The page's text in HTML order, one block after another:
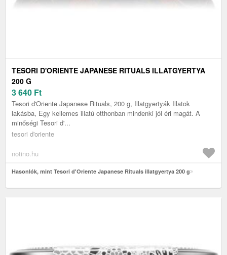
TESORI D'ORIENTE JAPANESE RITUALS ILLATGYERTYA
200 G
3 640 Ft
Tesori d'Oriente Japanese Rituals, 200 g, Illatgyertyák Illatok
lakásba, Egy kellemes illatú otthonban mindenki jól éri magát. A
minőségi Tesori d'...
tesori d'oriente
notino.hu
Hasonlók, mint Tesori d'Oriente Japanese Rituals illatgyertya 200 g